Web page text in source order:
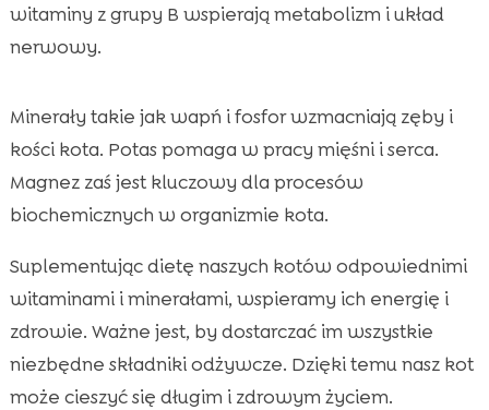
witaminy z grupy B wspierają metabolizm i układ
nerwowy.
Minerały takie jak wapń i fosfor wzmacniają zęby i
kości kota. Potas pomaga w pracy mięśni i serca.
Magnez zaś jest kluczowy dla procesów
biochemicznych w organizmie kota.
Suplementując dietę naszych kotów odpowiednimi
witaminami i minerałami, wspieramy ich energię i
zdrowie. Ważne jest, by dostarczać im wszystkie
niezbędne składniki odżywcze. Dzięki temu nasz kot
może cieszyć się długim i zdrowym życiem.